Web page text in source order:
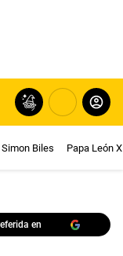
Simon Biles Papa León
en